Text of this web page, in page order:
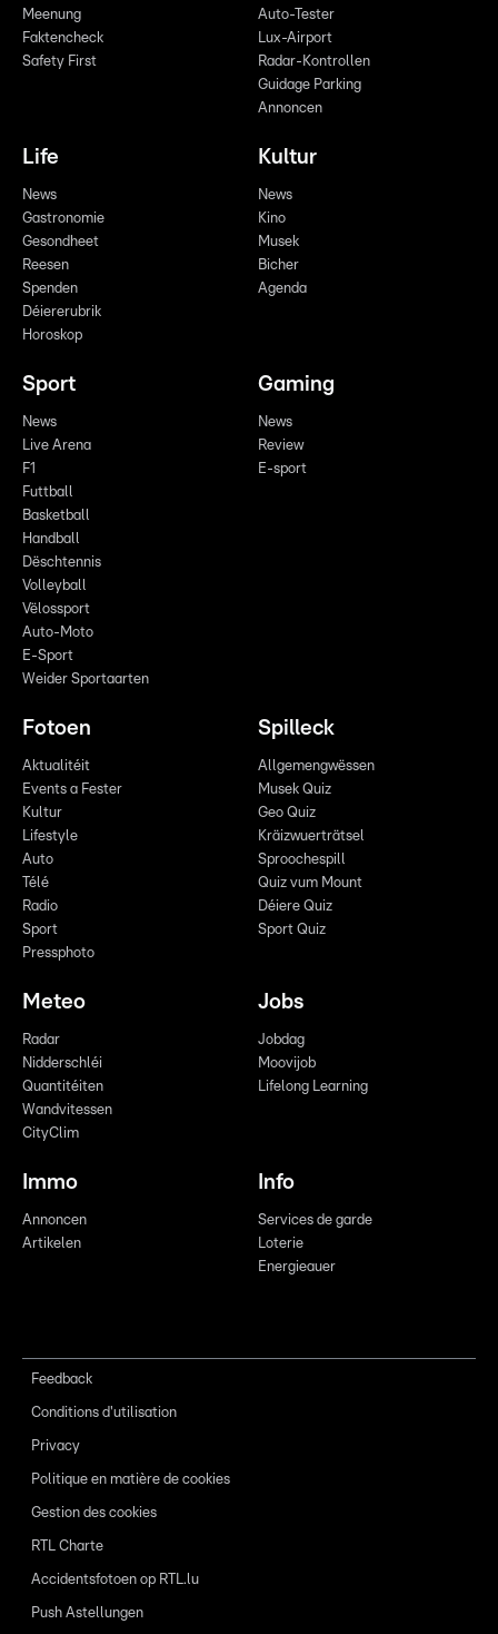
Meenung
Faktencheck
Safety First
Auto-Tester
Lux-Airport
Radar-Kontrollen
Guidage Parking
Annoncen
Life
News
Gastronomie
Gesondheet
Reesen
Spenden
Déiererubrik
Horoskop
Kultur
News
Kino
Musek
Bicher
Agenda
Sport
News
Live Arena
F1
Futtball
Basketball
Handball
Dëschtennis
Volleyball
Vëlossport
Auto-Moto
E-Sport
Weider Sportaarten
Gaming
News
Review
E-sport
Fotoen
Aktualitéit
Events a Fester
Kultur
Lifestyle
Auto
Télé
Radio
Sport
Pressphoto
Spilleck
Allgemengwëssen
Musek Quiz
Geo Quiz
Kräizwuerträtsel
Sproochespill
Quiz vum Mount
Déiere Quiz
Sport Quiz
Meteo
Radar
Nidderschléi
Quantitéiten
Wandvitessen
CityClim
Jobs
Jobdag
Moovijob
Lifelong Learning
Immo
Annoncen
Artikelen
Info
Services de garde
Loterie
Energieauer
Feedback
Conditions d'utilisation
Privacy
Politique en matière de cookies
Gestion des cookies
RTL Charte
Accidentsfotoen op RTL.lu
Push Astellungen